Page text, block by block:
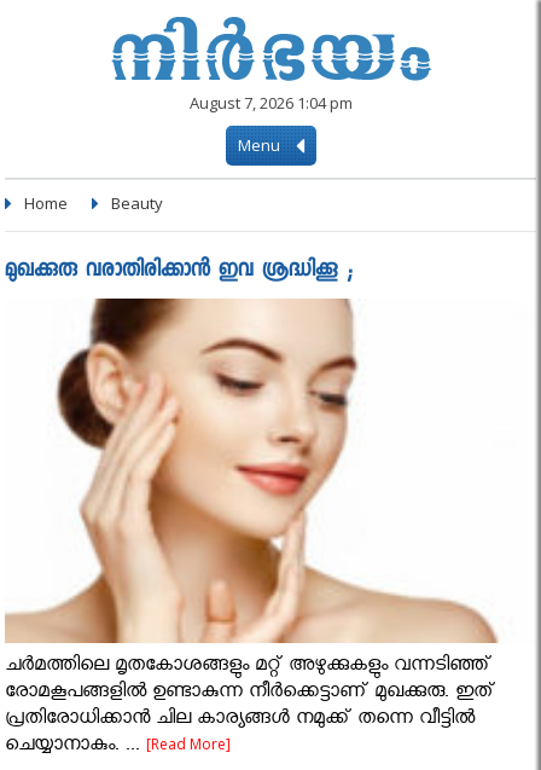
August 7, 2026 1:04 pm
Menu
Home Beauty
മുഖക്കുരു വരാതിരിക്കാന്‍ ഇവ ശ്രദ്ധിക്കൂ ;
ചര്‍മത്തിലെ മൃതകോശങ്ങളും മറ്റ് അഴുക്കുകളും വന്നടിഞ്ഞ്
രോമകൂപങ്ങളില്‍ ഉണ്ടാകുന്ന നീര്‍ക്കെട്ടാണ് മുഖക്കുരു. ഇത്
പ്രതിരോധിക്കാന്‍ ചില കാര്യങ്ങള്‍ നമുക്ക് തന്നെ വീട്ടില്‍
ചെയ്യാനാകും. ...[Read More]